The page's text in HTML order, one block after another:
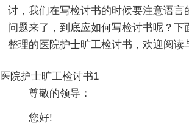
讨，我们在写检讨书的时候要注意语言
问题来了，到底应如何写检讨书呢？下
整理的医院护士旷工检讨书，欢迎阅读
医院护士旷工检讨书1
尊敬的领导：
您好!